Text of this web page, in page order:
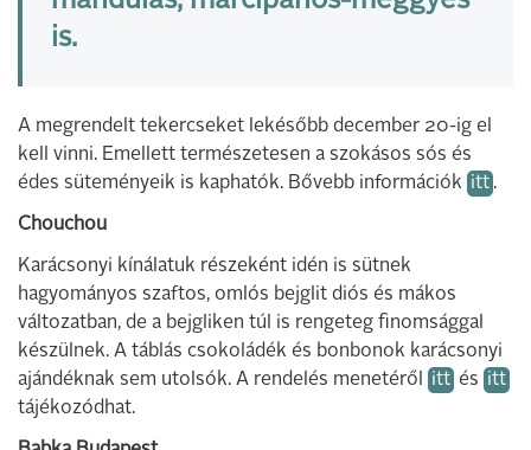
is.
A megrendelt tekercseket lekésőbb december 20-ig el
kell vinni. Emellett természetesen a szokásos sós és
édes süteményeik is kaphatók. Bővebb információk itt .
Chouchou
Karácsonyi kínálatuk részeként idén is sütnek
hagyományos szaftos, omlós bejglit diós és mákos
változatban, de a bejgliken túl is rengeteg finomsággal
készülnek. A táblás csokoládék és bonbonok karácsonyi
ajándéknak sem utolsók. A rendelés menetéről itt és itt
tájékozódhat.